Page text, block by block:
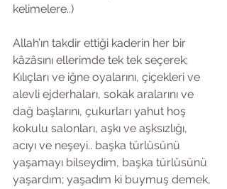
kelimelere..)
Allah’ın takdir ettiği kaderin her bir
kâzâsını ellerimde tek tek seçerek;
Kılıçları ve iğne oyalarını, çiçekleri ve
alevli ejderhaları, sokak aralarını ve
dağ başlarını, çukurları yahut hoş
kokulu salonları, aşkı ve aşksızlığı,
acıyı ve neşeyi.. başka türlüsünü
yaşamayı bilseydim, başka türlüsünü
yaşardım; yaşadım ki buymuş demek,